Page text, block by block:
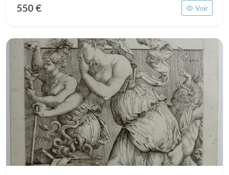
550 € Voir